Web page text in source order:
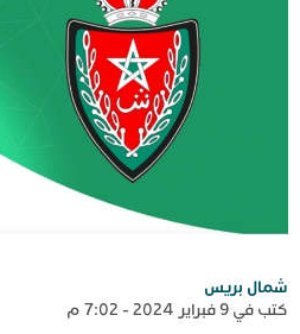
شمال بريس
كتب في 9 فبراير 2024 - 7:02 م